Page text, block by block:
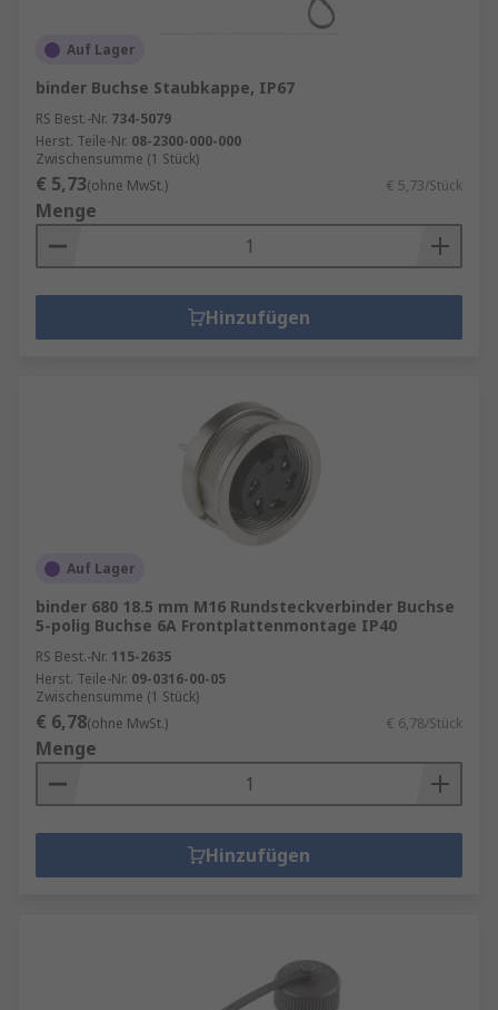
Auf Lager
binder Buchse Staubkappe, IP67
RS Best.-Nr. 734-5079
Herst. Teile-Nr. 08-2300-000-000
Zwischensumme (1 Stück)
€ 5,73(ohne MwSt.) € 5,73/Stück
Menge
Hinzufügen
Auf Lager
binder 680 18.5 mm M16 Rundsteckverbinder Buchse
5-polig Buchse 6A Frontplattenmontage IP40
RS Best.-Nr. 115-2635
Herst. Teile-Nr. 09-0316-00-05
Zwischensumme (1 Stück)
€ 6,78(ohne MwSt.) € 6,78/Stück
Menge
Hinzufügen